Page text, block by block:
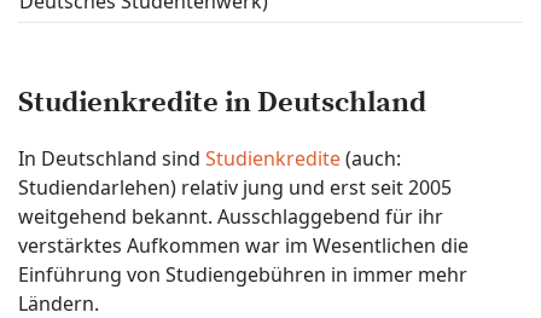
Studienkredite in Deutschland
In Deutschland sind Studienkredite(auch:
Studiendarlehen) relativ jung und erst seit 2005
weitgehend bekannt. Ausschlaggebend für ihr
verstärktes Aufkommen war im Wesentlichen die
Einführung von Studiengebühren in immer mehr
Ländern.